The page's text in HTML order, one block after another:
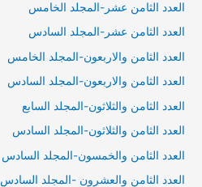
العدد الثامن عشر-المجلد الخامس
العدد الثامن عشر-المجلد السادس
العدد الثامن والاربعون-المجلد الخامس
العدد الثامن والاربعون-المجلد السادس
العدد الثامن والثلاثون-المجلد السابع
العدد الثامن والثلاثون-المجلد السادس
العدد الثامن والخمسون-المجلد السادس
العدد الثامن والعشرون -المجلد السادس